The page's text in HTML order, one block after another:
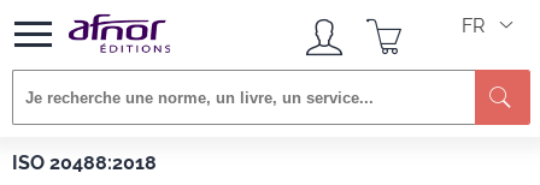
FR
ISO 20488:2018
Afnor EDITIONS Normes